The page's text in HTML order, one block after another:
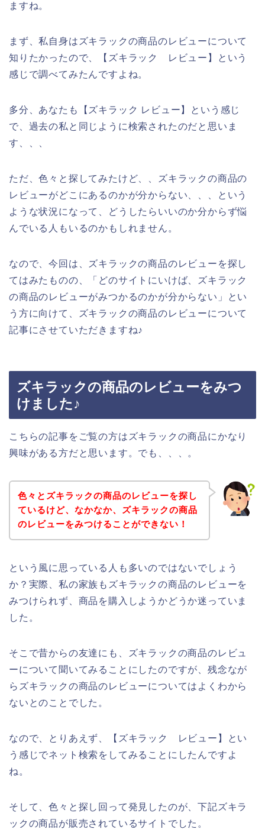
ますね。
まず、私自身はズキラックの商品のレビューについて
知りたかったので、【ズキラック レビュー】という
感じで調べてみたんですよね。
多分、あなたも【ズキラック レビュー】という感じ
で、過去の私と同じように検索されたのだと思いま
す、、、
ただ、色々と探してみたけど、、ズキラックの商品の
レビューがどこにあるのかが分からない、、、という
ような状況になって、どうしたらいいのか分からず悩
んでいる人もいるのかもしれません。
なので、今回は、ズキラックの商品のレビューを探し
てはみたものの、「どのサイトにいけば、ズキラック
の商品のレビューがみつかるのかが分からない」とい
う方に向けて、ズキラックの商品のレビューについて
記事にさせていただきますね♪
ズキラックの商品のレビューをみつ
けました♪
こちらの記事をご覧の方はズキラックの商品にかなり
興味がある方だと思います。でも、、、。
色々とズキラックの商品のレビューを探し
ているけど、なかなか、ズキラックの商品
のレビューをみつけることができない！
という風に思っている人も多いのではないでしょう
か？実際、私の家族もズキラックの商品のレビューを
みつけられず、商品を購入しようかどうか迷っていま
した。
そこで昔からの友達にも、ズキラックの商品のレビュ
ーについて聞いてみることにしたのですが、残念なが
らズキラックの商品のレビューについてはよくわから
ないとのことでした。
なので、とりあえず、【ズキラック レビュー】とい
う感じでネット検索をしてみることにしたんですよ
ね。
そして、色々と探し回って発見したのが、下記ズキラ
ックの商品が販売されているサイトでした。